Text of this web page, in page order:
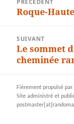
l’articleArticle
Roque-
SUIVANT
Article
suivant :
Le sommet
cheminée
Fièrement propulsé par
Site administré et